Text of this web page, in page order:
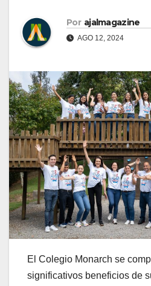
Por ajalmagazine
AGO 12, 2024
El Colegio Monarch se
significativos beneficios de